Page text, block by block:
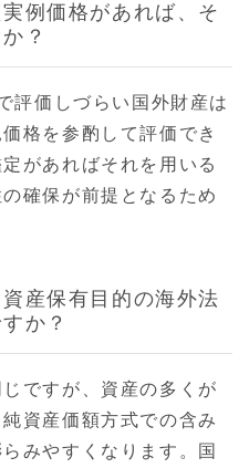
例価格があれば、そ
？
評価しづらい国外財産は
格を参酌して評価でき
があればそれを用いる
確保が前提となるため
産保有目的の海外法
か？
ですが、資産の多くが
資産価額方式での含み
みやすくなります。国